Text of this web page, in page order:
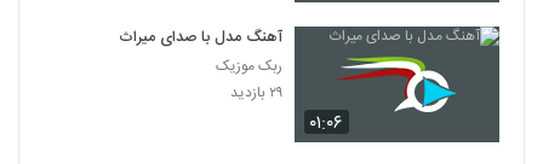
۰۱:۰۶
آهنگ مدل با صدای میراث
ربک موزیک
۲۹ بازدید